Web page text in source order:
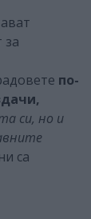
за
по-
си, но и
са